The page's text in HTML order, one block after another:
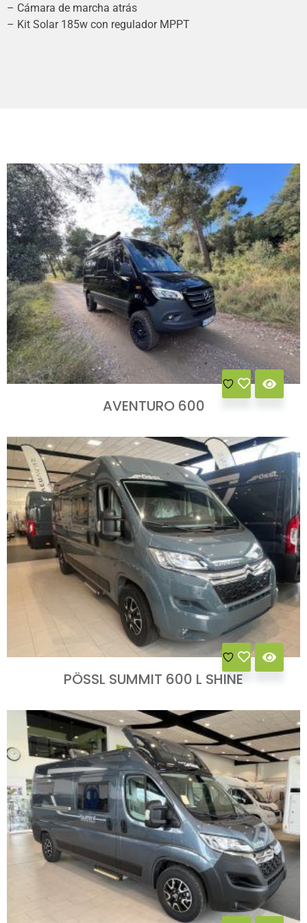
– Cámara de marcha atrás
– Kit Solar 185w con regulador MPPT
AVENTURO 600
PÖSSL SUMMIT 600 L SHINE